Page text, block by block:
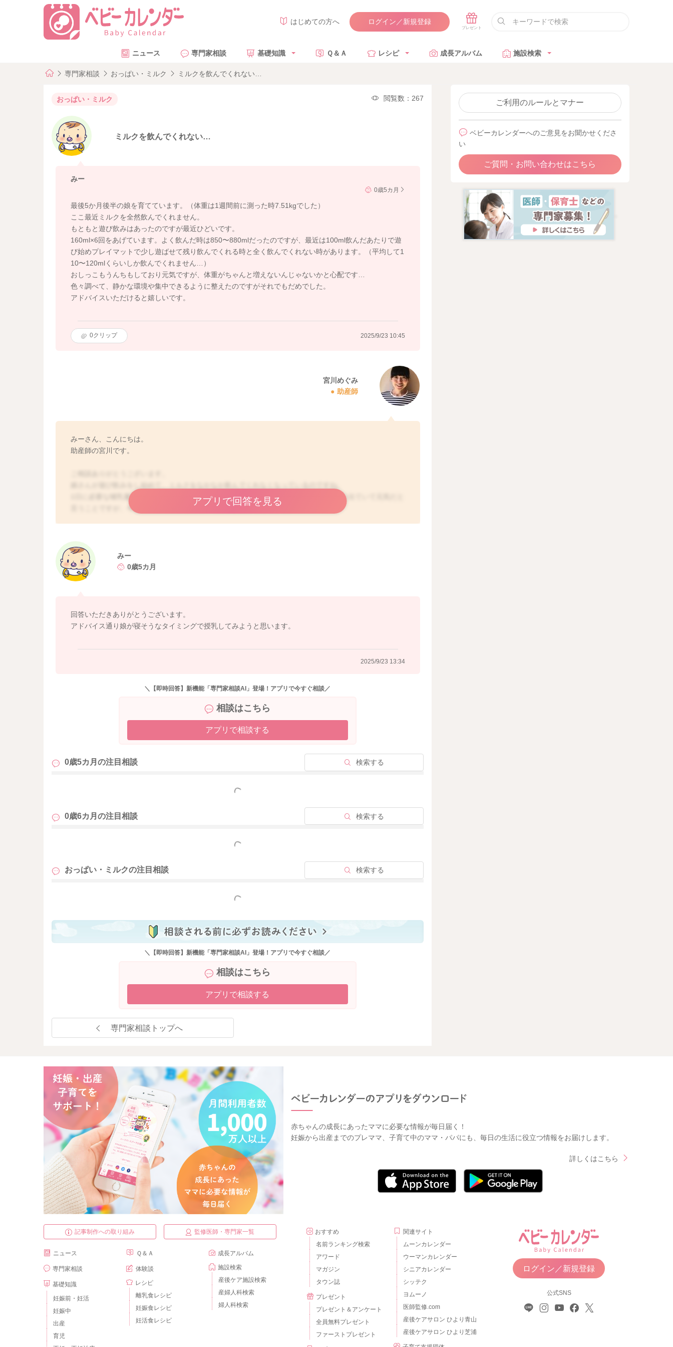
はじめての方へ ログイン／新規登録
ニュース 専門家相談 基礎知識 Ｑ＆Ａ レシピ 成長アルバム 施設検索
専門家相談 おっぱい・ミルク ミルクを飲んでくれない…
おっぱい・ミルク 閲覧数：267
ミルクを飲んでくれない…
みー
0歳5カ月
最後5か月後半の娘を育てています。（体重は1週間前に測った時7.51kgでした）
ここ最近ミルクを全然飲んでくれません。
もともと遊び飲みはあったのですが最近ひどいです。
160ml×6回をあげています。よく飲んだ時は850〜880mlだったのですが、最近は100ml飲んだあたりで遊
び始めプレイマットで少し遊ばせて残り飲んでくれる時と全く飲んでくれない時があります。（平均して1
10〜120mlくらいしか飲んでくれません…）
おしっこもうんちもしており元気ですが、体重がちゃんと増えないんじゃないかと心配です…
色々調べて、静かな環境や集中できるように整えたのですがそれでもだめでした。
アドバイスいただけると嬉しいです。
0クリップ 2025/9/23 10:45
宮川めぐみ
助産師
みーさん、こんにちは。
助産師の宮川です。
1日に必要な哺乳量も稼げるかどうかご不安だと思います。今のところ、排泄もしっかり出ていて元気だと
言うことですが、今後の体重の変動を見ていく必要がありそうですね。
寝ぼけているタイミングであげてみる事はありますか？起きている時よりも寝ぼけているときの方がしっ
かりと飲んでくれる事は多いです。
お子さんの寝ぼけているタイミングを狙って哺乳量を稼いでおられる。親御さんも少なくありません。
よかったら娘さんが寝ているタイミングを狙って授乳をされる機会を増やしてみてください。そうする
よかったら参考になさってみてください。
どうぞよろしくお願いします。
アプリで回答を見る
みー
0歳5カ月
回答いただきありがとうございます。
アドバイス通り娘が寝そうなタイミングで授乳してみようと思います。
2025/9/23 13:34
＼【即時回答】新機能「専門家相談AI」登場！アプリで今すぐ相談／
相談はこちら
アプリで相談する
0歳5カ月の注目相談 検索する
もっと見る
0歳6カ月の注目相談 検索する
もっと見る
おっぱい・ミルクの注目相談 検索する
もっと見る
＼【即時回答】新機能「専門家相談AI」登場！アプリで今すぐ相談／
相談はこちら
アプリで相談する
専門家相談トップへ
ご利用のルールとマナー
ベビーカレンダーへのご意見をお聞かせくださ
い
ご質問・お問い合わせはこちら
赤ちゃんの成長にあったママに必要な情報が毎日届く！
妊娠から出産までのプレママ、子育て中のママ・パパにも、毎日の生活に役立つ情報をお届けします。
詳しくはこちら
記事制作への取り組み 監修医師・専門家一覧
ニュース
専門家相談
基礎知識
妊娠前・妊活
妊娠中
出産
育児
Ｑ＆Ａ
体験談
レシピ
離乳食レシピ
妊娠食レシピ
妊活食レシピ
成長アルバム
施設検索
産後ケア施設検索
産婦人科検索
婦人科検索
おすすめ
名前ランキング検索
アワード
マガジン
タウン誌
プレゼント
プレゼント＆アンケート
全員無料プレゼント
ファーストプレゼント
関連サイト
ムーンカレンダー
ウーマンカレンダー
シニアカレンダー
シッテク
ヨムーノ
医師監修.com
産後ケアサロン ひより青山
産後ケアサロン ひより芝浦
ログイン／新規登録
公式SNS